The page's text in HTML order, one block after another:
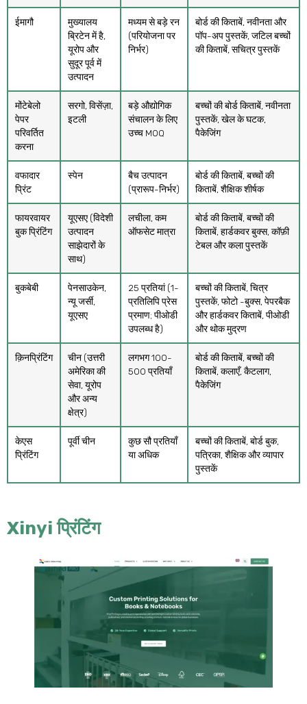
ईमागौ
मुख्यालय
ब्रिटेन में है,
यूरोप और
सुदूर पूर्व में
उत्पादन
मध्यम से बड़े रन
(परियोजना पर
निर्भर)
बोर्ड की किताबें, नवीनता और
पॉप-अप पुस्तकें, जटिल बच्चों
की किताबें, सचित्र पुस्तकें
मोंटेबेलो
पेपर
परिवर्तित
करना
सरगो, विसेंज़ा,
इटली
बड़े औद्योगिक
संचालन के लिए
उच्च MOQ
बच्चों की बोर्ड किताबें, नवीनता
पुस्तकें, खेल के घटक,
पैकेजिंग
वफादार
प्रिंट
स्पेन
बैच उत्पादन
(प्रारूप-निर्भर)
बोर्ड की किताबें, बच्चों की
किताबें, शैक्षिक शीर्षक
फायरवायर
बुक प्रिंटिंग
यूएसए (विदेशी
उत्पादन
साझेदारों के
साथ)
लचीला, कम
ऑफसेट मात्रा
बोर्ड की किताबें, बच्चों की
किताबें, हार्डकवर बुक्स, कॉफ़ी
टेबल और कला पुस्तकें
बुकबेबी
पेनसाउकेन,
न्यू जर्सी,
यूएसए
25 प्रतियां (1-
प्रतिलिपि प्रेस
प्रमाण; पीओडी
उपलब्ध है)
बच्चों की किताबें, चित्र
पुस्तकें, फोटो -बुक्स, पेपरबैक
और हार्डकवर किताबें, पीओडी
और थोक मुद्रण
क़िनप्रिंटिंग
चीन (उत्तरी
अमेरिका की
सेवा, यूरोप
और अन्य
क्षेत्र)
लगभग 100-
500 प्रतियाँ
बोर्ड की किताबें, बच्चों की
किताबें, कलाएँ, कैटलाग,
पैकेजिंग
केएस
प्रिंटिंग
पूर्वी चीन
कुछ सौ प्रतियाँ
या अधिक
बच्चों की किताबें, बोर्ड बुक,
पत्रिका, शैक्षिक और व्यापार
पुस्तकें
Xinyi प्रिंटिंग